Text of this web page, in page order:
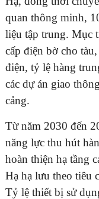
quan thông minh,
liệu tập trung. Mục
cấp điện bờ cho
điện, tỷ lệ hàng
các dự án giao
cảng.
Từ năm 2030 đến
năng lực thu hút
hoàn thiện hạ tầng
Hạ hạ lưu theo tiêu
Tỷ lệ thiết bị sử
ĐĂNG
Đăng ký tư